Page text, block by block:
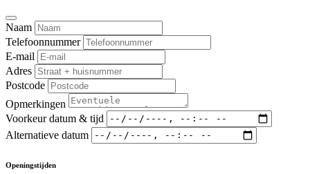
Naam
Telefoonnummer
E-mail
Adres
Postcode
Opmerkingen
Voorkeur datum & tijd
Alternatieve datum
Openingstijden